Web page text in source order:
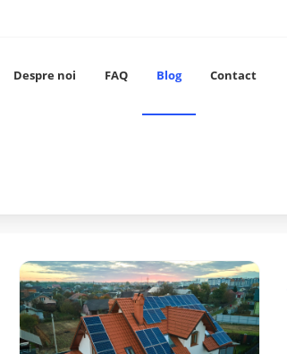
Despre noi FAQ Blog Contact